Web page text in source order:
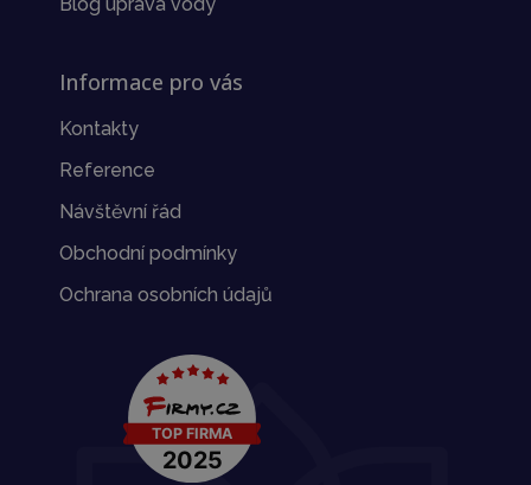
Informace pro vás
Kontakty
Reference
Návštěvní řád
Obchodní podmínky
Ochrana osobních údajů